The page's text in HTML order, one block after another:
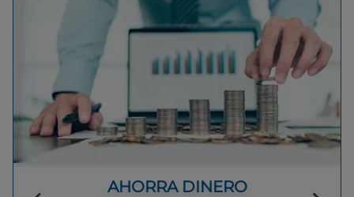
AHORRA DINERO